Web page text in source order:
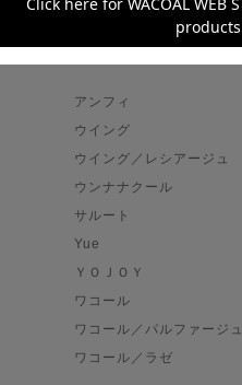
アンフィ
ウイング
ウイング／レシアージュ
ウンナナクール
サルート
Yue
ＹＯＪＯＹ
ワコール
ワコール／パルファージュ
ワコール／ラゼ